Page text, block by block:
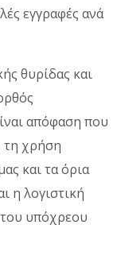
εγγραφές ανά
θυρίδας και
απόφαση που
τη χρήση
και τα όρια
η λογιστική
υπόχρεου